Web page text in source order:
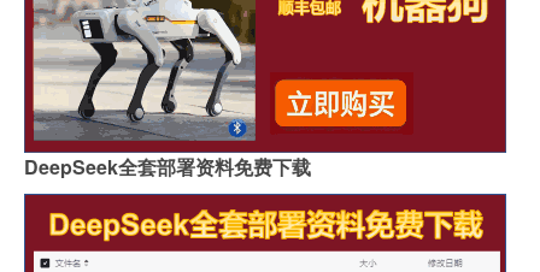
DeepSeek全套部署资料免费下载